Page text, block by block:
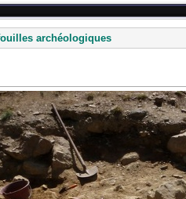
archéologiques